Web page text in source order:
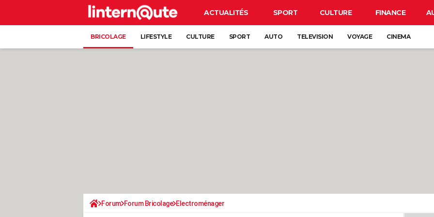
ACTUALITÉS SPORT CULTURE FINANCE
BRICOLAGE LIFESTYLE CULTURE SPORT AUTO TELEVISION VOYAGE CINEMA
Forum Forum Bricolage Electroménager